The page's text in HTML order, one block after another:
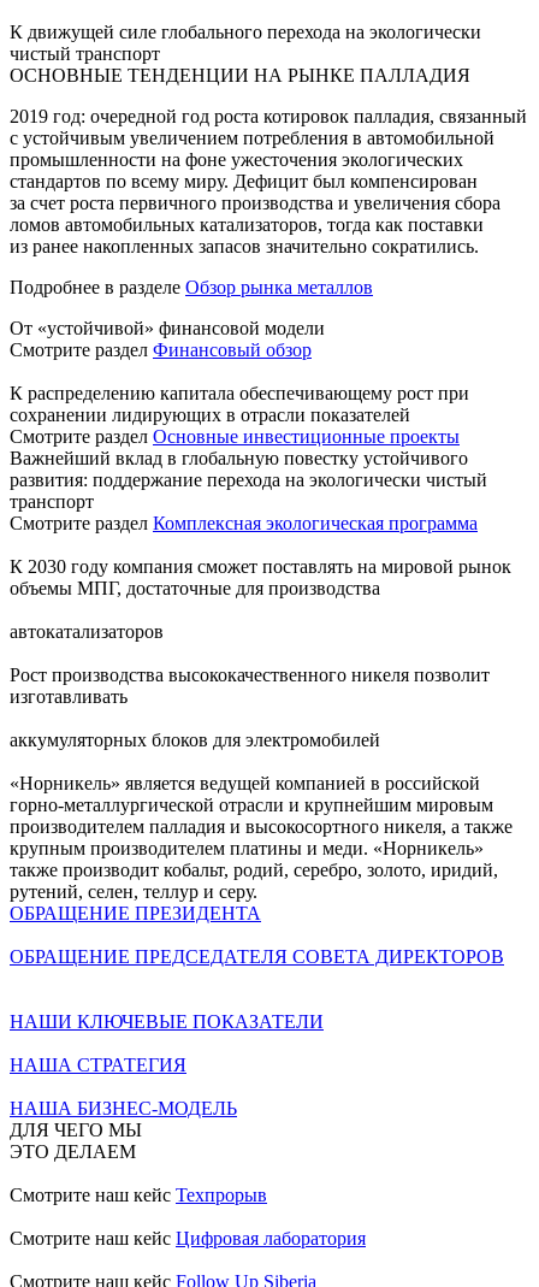
К движущей силе глобального перехода на экологически
чистый транспорт
ОСНОВНЫЕ ТЕНДЕНЦИИ НА РЫНКЕ ПАЛЛАДИЯ
2019 год: очередной год роста котировок палладия, связанный
с устойчивым увеличением потребления в автомобильной
промышленности на фоне ужесточения экологических
стандартов по всему миру. Дефицит был компенсирован
за счет роста первичного производства и увеличения сбора
ломов автомобильных катализаторов, тогда как поставки
из ранее накопленных запасов значительно сократились.
Подробнее в разделе Обзор рынка металлов
От «устойчивой» финансовой модели
Смотрите раздел Финансовый обзор
К распределению капитала обеспечивающему рост при
сохранении лидирующих в отрасли показателей
Смотрите раздел Основные инвестиционные проекты
Важнейший вклад в глобальную повестку устойчивого
развития: поддержание перехода на экологически чистый
транспорт
Смотрите раздел Комплексная экологическая программа
К 2030 году компания сможет поставлять на мировой рынок
объемы МПГ, достаточные для производства
автокатализаторов
Рост производства высококачественного никеля позволит
изготавливать
аккумуляторных блоков для электромобилей
«Норникель» является ведущей компанией в российской
горно-металлургической отрасли и крупнейшим мировым
производителем палладия и высокосортного никеля, а также
крупным производителем платины и меди. «Норникель»
также производит кобальт, родий, серебро, золото, иридий,
рутений, селен, теллур и серу.
ОБРАЩЕНИЕ ПРЕЗИДЕНТА
ОБРАЩЕНИЕ ПРЕДСЕДАТЕЛЯ СОВЕТА ДИРЕКТОРОВ
НАШИ КЛЮЧЕВЫЕ ПОКАЗАТЕЛИ
НАША СТРАТЕГИЯ
НАША БИЗНЕС-МОДЕЛЬ
ДЛЯ ЧЕГО МЫ
ЭТО ДЕЛАЕМ
Смотрите наш кейс Техпрорыв
Смотрите наш кейс Цифровая лаборатория
Смотрите наш кейс Follow Up Siberia